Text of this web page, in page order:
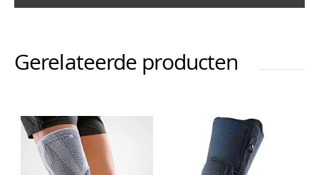
Gerelateerde producten